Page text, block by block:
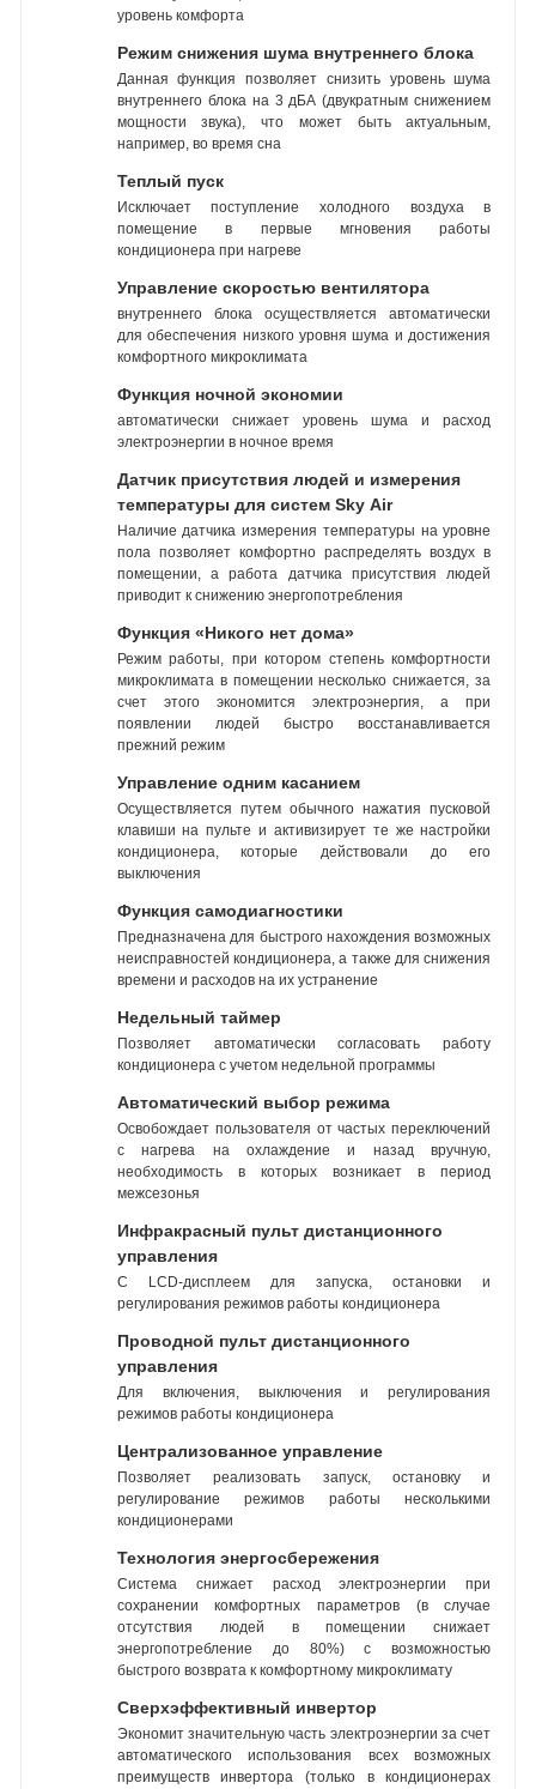
уровень комфорта
Режим снижения шума внутреннего блока
Данная функция позволяет снизить уровень шума
внутреннего блока на 3 дБА (двукратным снижением
мощности звука), что может быть актуальным,
например, во время сна
Теплый пуск
Исключает поступление холодного воздуха в
помещение в первые мгновения работы
кондиционера при нагреве
Управление скоростью вентилятора
внутреннего блока осуществляется автоматически
для обеспечения низкого уровня шума и достижения
комфортного микроклимата
Функция ночной экономии
автоматически снижает уровень шума и расход
электроэнергии в ночное время
Датчик присутствия людей и измерения
температуры для систем Sky Air
Наличие датчика измерения температуры на уровне
пола позволяет комфортно распределять воздух в
помещении, а работа датчика присутствия людей
приводит к снижению энергопотребления
Функция «Никого нет дома»
Режим работы, при котором степень комфортности
микроклимата в помещении несколько снижается, за
счет этого экономится электроэнергия, а при
появлении людей быстро восстанавливается
прежний режим
Управление одним касанием
Осуществляется путем обычного нажатия пусковой
клавиши на пульте и активизирует те же настройки
кондиционера, которые действовали до его
выключения
Функция самодиагностики
Предназначена для быстрого нахождения возможных
неисправностей кондиционера, а также для снижения
времени и расходов на их устранение
Недельный таймер
Позволяет автоматически согласовать работу
кондиционера с учетом недельной программы
Автоматический выбор режима
Освобождает пользователя от частых переключений
с нагрева на охлаждение и назад вручную,
необходимость в которых возникает в период
межсезонья
Инфракрасный пульт дистанционного
управления
С LCD-дисплеем для запуска, остановки и
регулирования режимов работы кондиционера
Проводной пульт дистанционного
управления
Для включения, выключения и регулирования
режимов работы кондиционера
Централизованное управление
Позволяет реализовать запуск, остановку и
регулирование режимов работы несколькими
кондиционерами
Технология энергосбережения
Система снижает расход электроэнергии при
сохранении комфортных параметров (в случае
отсутствия людей в помещении снижает
энергопотребление до 80%) с возможностью
быстрого возврата к комфортному микроклимату
Сверхэффективный инвертор
Экономит значительную часть электроэнергии за счет
автоматического использования всех возможных
преимуществ инвертора (только в кондиционерах